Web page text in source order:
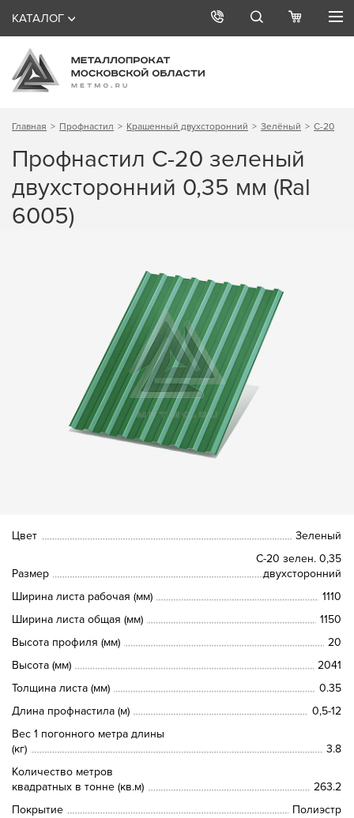
КАТАЛОГ
Главная Профнастил Крашенный двухсторонний Зелёный С-20
Профнастил С-20 зеленый
двухсторонний 0,35 мм (Ral
6005)
Цвет Зеленый
Размер
С-20 зелен. 0,35
двухсторонний
Ширина листа рабочая (мм)
1110
Ширина листа общая (мм)
1150
Высота профиля (мм)
20
Высота (мм)
2041
Толщина листа (мм)
0.35
Длина профнастила (м)
0,5-12
Вес 1 погонного метра длины
(кг)
3.8
Количество метров
квадратных в тонне (кв.м)
263.2
Покрытие
Полиэстр